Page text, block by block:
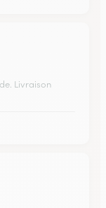
Livraison